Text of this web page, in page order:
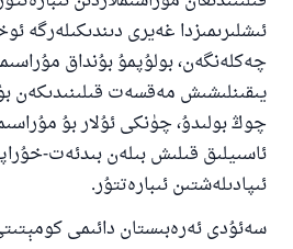
ئىشلىرىمىزدا غەيرى دىندىكىلەرگە
چەكلەنگەن، بولۇپمۇ بۇنداق
يىقىنلىشىش مەقسەت قىلىنىدىكەن
چوڭ بولىدۇ، چۈنكى ئۇلار بۇ
ئاسىيلىق قىلىش بىلەن بىدئەت-
ئىپادىلەشتىن ئىبارەتتۇر.
سەئۇدى ئەرەبىستان دائىمى
ئائىلىنى
ئۇممەتكە جاۋاپ
ياخشىلىققا باشلارپ
ئوخشاش ساۋاپقا
مۇسلىم رىۋايەت قىلغان (1893) ھەدىس